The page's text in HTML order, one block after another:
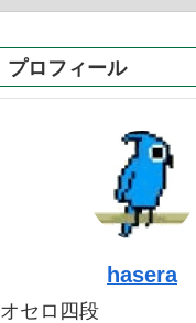
プロフィール
hasera
オセロ四段